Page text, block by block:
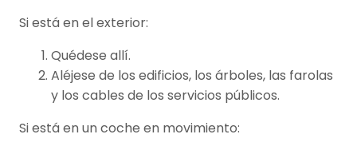
Si está en el exterior:
Quédese allí.
Aléjese de los edificios, los árboles, las farolas
y los cables de los servicios públicos.
Si está en un coche en movimiento: